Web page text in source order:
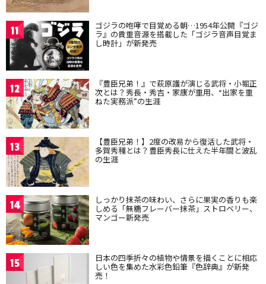
11 ゴジラの咆哮で目覚める朝…1954年公開『ゴジ
ラ』の貴重音源を搭載した「ゴジラ音声目覚ま
し時計」が新発売
12 『豊臣兄弟！』で萩原護が演じる武将・小堀正
次とは？秀長・秀吉・家康が重用、“出家を重
ねた実務派”の生涯
13 【豊臣兄弟！】2度の改易から復活した武将・
多賀秀種とは？豊臣秀長に仕えた半年間と波乱
の生涯
14 しっかり抹茶の味わい、さらに果実の香りも楽
しめる「無糖フレーバー抹茶」ストロベリー、
マンゴー新発売
15 日本の四季折々の植物や情景を描くことに相応
しい色を集めた水彩色鉛筆『色辞典』が新発
売！